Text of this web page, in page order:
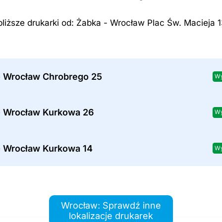
drukarki od: Żabka - Wrocław Plac Św. Macieja
Chrobrego 25
Kurkowa 26
Kurkowa 14
Wrocław: Sprawdź inne
lokalizacje drukarek